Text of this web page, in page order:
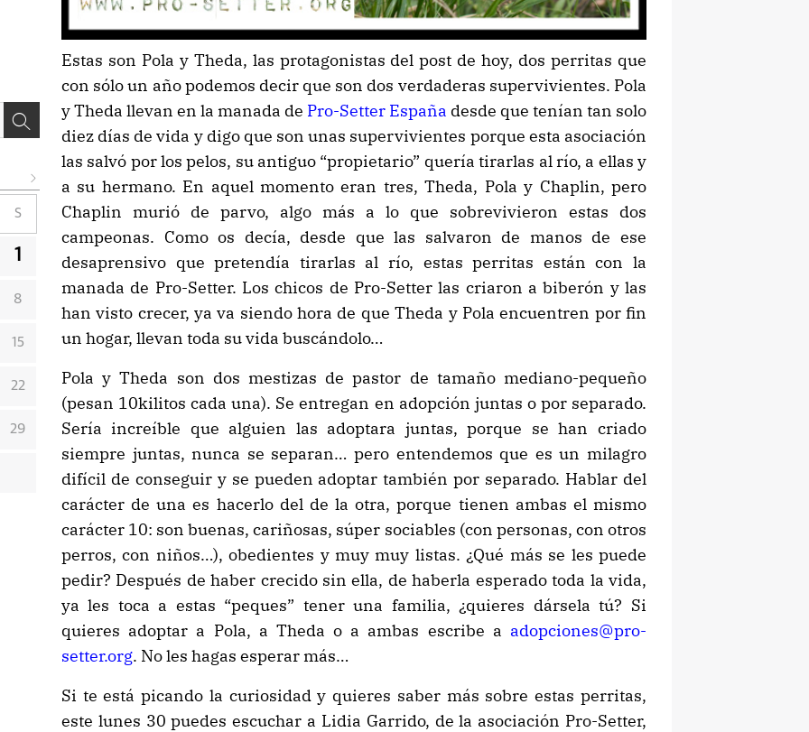
Estas son Pola y Theda, las protagonistas del post de hoy, dos perritas que
con sólo un año podemos decir que son dos verdaderas supervivientes. Pola
y Theda llevan en la manada de Pro-Setter España desde que tenían tan solo
diez días de vida y digo que son unas supervivientes porque esta asociación
las salvó por los pelos, su antiguo “propietario” quería tirarlas al río, a ellas y
a su hermano. En aquel momento eran tres, Theda, Pola y Chaplin, pero
Chaplin murió de parvo, algo más a lo que sobrevivieron estas dos
campeonas. Como os decía, desde que las salvaron de manos de ese
desaprensivo que pretendía tirarlas al río, estas perritas están con la
manada de Pro-Setter. Los chicos de Pro-Setter las criaron a biberón y las
han visto crecer, ya va siendo hora de que Theda y Pola encuentren por fin
un hogar, llevan toda su vida buscándolo…
Pola y Theda son dos mestizas de pastor de tamaño mediano-pequeño
(pesan 10kilitos cada una). Se entregan en adopción juntas o por separado.
Sería increíble que alguien las adoptara juntas, porque se han criado
siempre juntas, nunca se separan… pero entendemos que es un milagro
difícil de conseguir y se pueden adoptar también por separado. Hablar del
carácter de una es hacerlo del de la otra, porque tienen ambas el mismo
carácter 10: son buenas, cariñosas, súper sociables (con personas, con otros
perros, con niños…), obedientes y muy muy listas. ¿Qué más se les puede
pedir? Después de haber crecido sin ella, de haberla esperado toda la vida,
ya les toca a estas “peques” tener una familia, ¿quieres dársela tú? Si
quieres adoptar a Pola, a Theda o a ambas escribe a adopciones@pro-
setter.org. No les hagas esperar más…
Si te está picando la curiosidad y quieres saber más sobre estas perritas,
este lunes 30 puedes escuchar a Lidia Garrido, de la asociación Pro-Setter,
S
1
8
15
22
29